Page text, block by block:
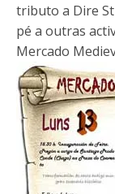
tributo a Dire
pé a outras
Mercado